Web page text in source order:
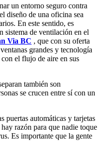
un entorno seguro contra
diseño de una oficina sea
En este sentido, es
sistema de ventilación en el
Via BC , que con su oferta
grandes y tecnología
el flujo de aire en sus
también son
se crucen entre sí con un
puertas automáticas y tarjetas
razón para que nadie toque
Es importante que la gente